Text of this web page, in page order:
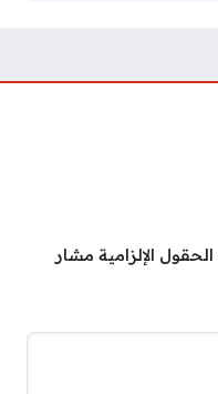
الحقول الإلزامية مشار